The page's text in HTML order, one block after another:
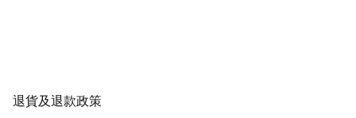
退貨及退款政策